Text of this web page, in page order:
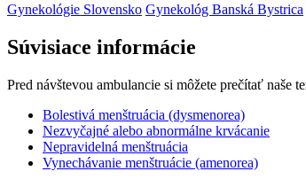
Gynekológie Slovensko Gynekológ Banská Bystrica
Súvisiace informácie
Pred návštevou ambulancie si môžete prečítať naše
Bolestivá menštruácia (dysmenorea)
Nezvyčajné alebo abnormálne krvácanie
Nepravidelná menštruácia
Vynechávanie menštruácie (amenorea)